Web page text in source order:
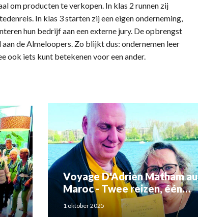
om producten te verkopen. In klas 2 runnen zij
In klas 3 starten zij een eigen onderneming,
hun bedrijf aan een externe jury. De opbrengst
de Almeloopers. Zo blijkt dus: ondernemen leer
ook iets kunt betekenen voor een ander.
Voyage D'Adrien Matham au
Maroc - Twee reizen, één
verhaal: Adriaan Matham en
Rahma el Mouden
1 oktober 2025